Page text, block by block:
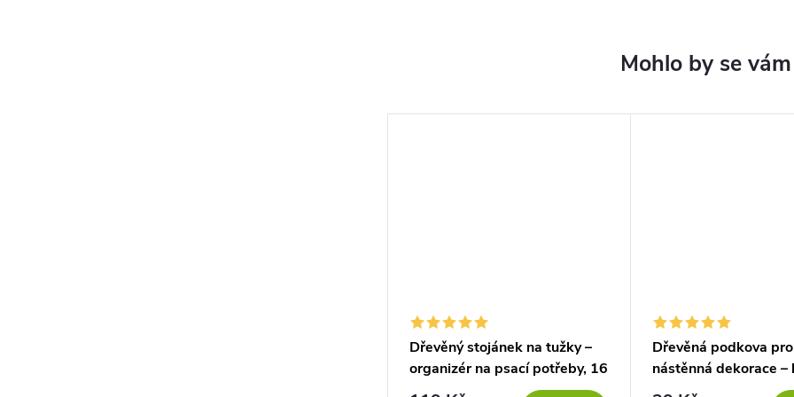
Dřevěný stojánek na tužky –
organizér na psací potřeby, 16
otvorů
Dřevěná podkova
nástěnná dekorace –
ČERNÁ